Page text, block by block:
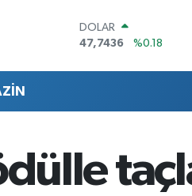
DOLAR
47,7436
%0.18
BİST100
13.779
%-14
BITCOIN